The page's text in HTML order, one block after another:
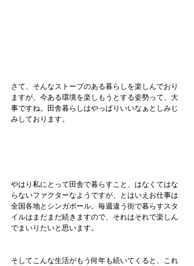
さて、そんなストーブのある暮らしを楽しんでおり
ますが、今ある環境を楽しもうとする姿勢って、大
事ですね。田舎暮らしはやっぱりいいなぁとしみじ
みしております。
やはり私にとって田舎で暮らすこと、はなくてはな
らないファクターなようですが、とはいえお仕事は
全国各地とシンガポール。毎週違う街で暮らすスタ
イルはまだまだ続きますので、それはそれで楽しん
でまいりたいと思います。
そしてこんな生活がもう何年も続いてくると、これ